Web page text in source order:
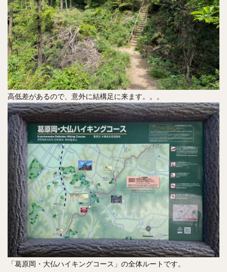
高低差があるので、意外に結構足に来ます。。。
「葛原岡・大仏ハイキングコース」の全体ルートです。